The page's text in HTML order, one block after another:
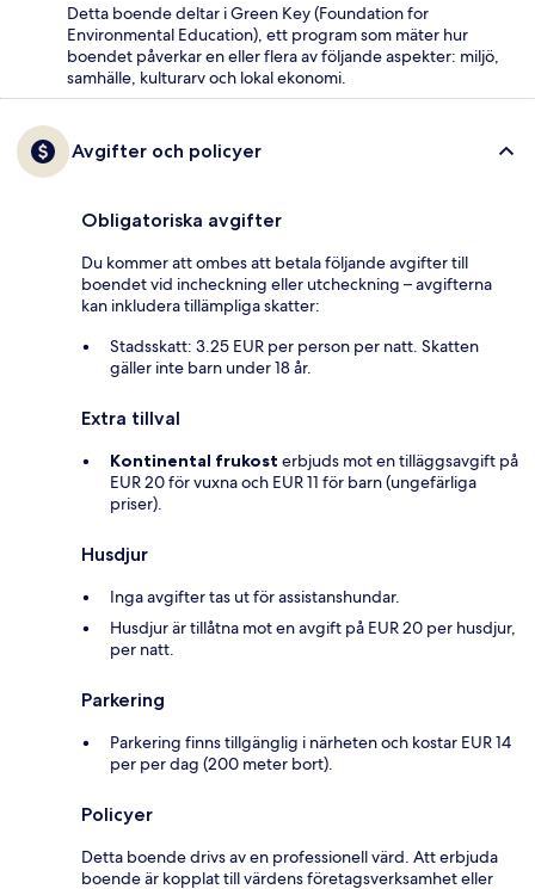
Detta boende deltar i Green Key (Foundation for
Environmental Education), ett program som mäter hur
boendet påverkar en eller flera av följande aspekter: miljö,
samhälle, kulturarv och lokal ekonomi.
Avgifter och policyer
Obligatoriska avgifter
Du kommer att ombes att betala följande avgifter till
boendet vid incheckning eller utcheckning – avgifterna
kan inkludera tillämpliga skatter:
Stadsskatt: 3.25 EUR per person per natt. Skatten
gäller inte barn under 18 år.
Extra tillval
Kontinental frukost erbjuds mot en tilläggsavgift på
EUR 20 för vuxna och EUR 11 för barn (ungefärliga
priser).
Husdjur
Inga avgifter tas ut för assistanshundar.
Husdjur är tillåtna mot en avgift på EUR 20 per husdjur,
per natt.
Parkering
Parkering finns tillgänglig i närheten och kostar EUR 14
per per dag (200 meter bort).
Policyer
Detta boende drivs av en professionell värd. Att erbjuda
boende är kopplat till värdens företagsverksamhet eller